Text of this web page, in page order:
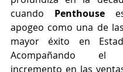
cuando Penthouse
apogeo como una de
mayor éxito en
Acompañando el
incremento en las